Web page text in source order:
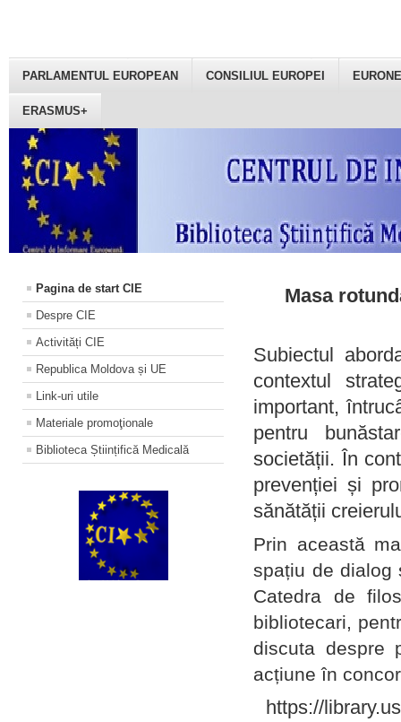
PARLAMENTUL EUROPEAN CONSILIUL EUROPEI
ERASMUS+
Pagina de start CIE
Despre CIE
Activități CIE
Republica Moldova și UE
Link-uri utile
Materiale promoţionale
Biblioteca Științifică Medicală
Masa
Subiectul
contextul
important,
pentru
societății. În
prevenției și
sănătății
Prin această
spațiu de dialog
Catedra de
bibliotecari,
discuta despre
acțiune în
https://